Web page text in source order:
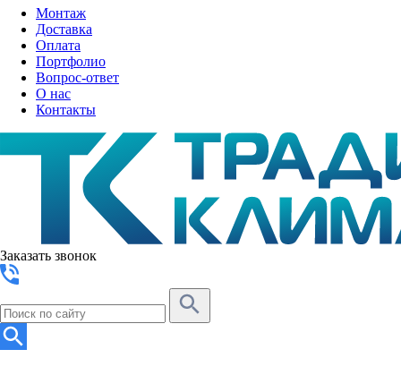
Монтаж
Доставка
Оплата
Портфолио
Вопрос-ответ
О нас
Контакты
Заказать звонок